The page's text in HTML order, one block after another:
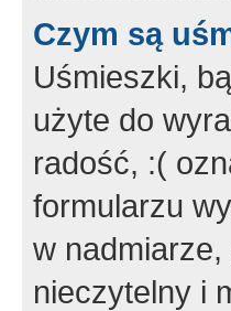
Czym są
Uśmieszki,
użyte do
radość, :(
formularzu
w
nieczytelny i